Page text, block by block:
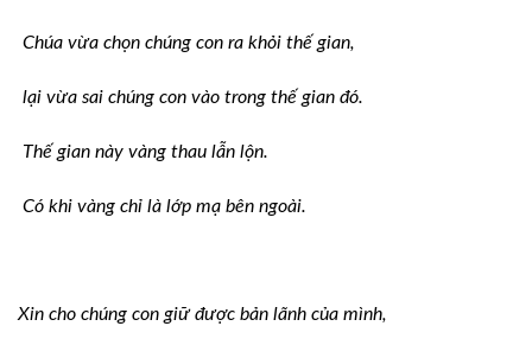
Chúa vừa chọn chúng con ra khỏi thế gian,
lại vừa sai chúng con vào trong thế gian đó.
Thế gian này vàng thau lẫn lộn.
Có khi vàng chỉ là lớp mạ bên ngoài.
Xin cho chúng con giữ được bản lãnh của mình,